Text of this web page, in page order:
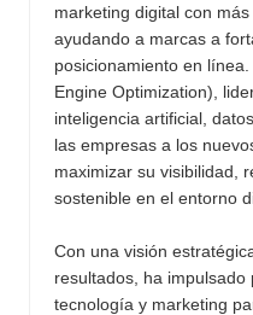
marketing digital con
ayudando a marcas a
posicionamiento en
Engine Optimization),
inteligencia artificial,
las empresas a los
maximizar su visibilidad,
sostenible en el entorno
Con una visión
resultados, ha
tecnología y marketing